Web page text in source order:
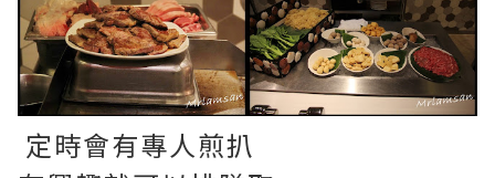
定時會有專人煎扒